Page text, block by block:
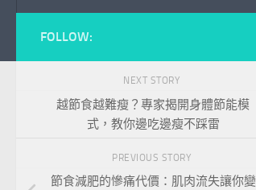
FOLLOW:
NEXT STORY
越節食越難瘦？專家揭開身體節能模
式，教你邊吃邊瘦不踩雷
PREVIOUS STORY
節食減肥的慘痛代價：肌肉流失讓你變